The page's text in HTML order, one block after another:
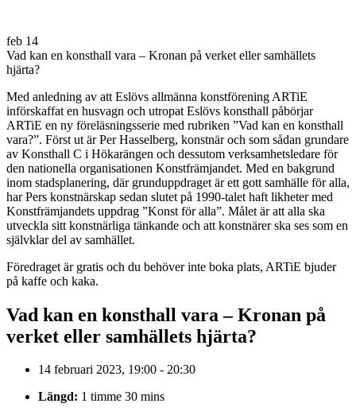
feb 14
Vad kan en konsthall vara – Kronan på verket eller samhällets
hjärta?
Med anledning av att Eslövs allmänna konstförening ARTiE
införskaffat en husvagn och utropat Eslövs konsthall påbörjar
ARTiE en ny föreläsningsserie med rubriken ”Vad kan en konsthall
vara?”. Först ut är Per Hasselberg, konstnär och som sådan grundare
av Konsthall C i Hökarängen och dessutom verksamhetsledare för
den nationella organisationen Konstfrämjandet. Med en bakgrund
inom stadsplanering, där grunduppdraget är ett gott samhälle för alla,
har Pers konstnärskap sedan slutet på 1990-talet haft likheter med
Konstfrämjandets uppdrag ”Konst för alla”. Målet är att alla ska
utveckla sitt konstnärliga tänkande och att konstnärer ska ses som en
självklar del av samhället.
Föredraget är gratis och du behöver inte boka plats, ARTiE bjuder
på kaffe och kaka.
Vad kan en konsthall vara – Kronan på
verket eller samhällets hjärta?
14 februari 2023, 19:00 - 20:30
Längd: 1 timme 30 mins